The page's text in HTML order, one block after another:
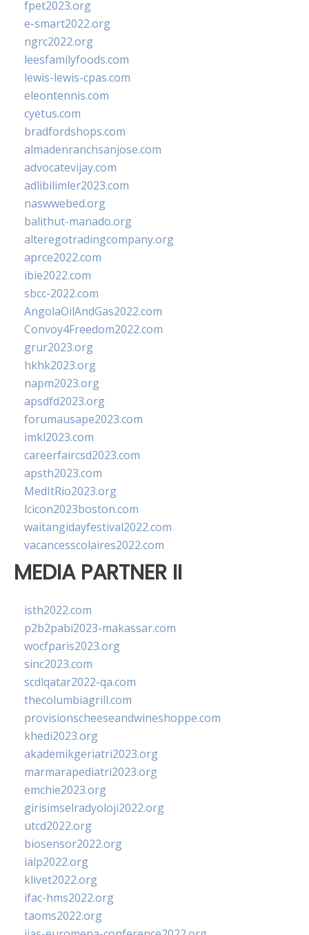
fpet2023.org
e-smart2022.org
ngrc2022.org
leesfamilyfoods.com
lewis-lewis-cpas.com
eleontennis.com
cyetus.com
bradfordshops.com
almadenranchsanjose.com
advocatevijay.com
adlibilimler2023.com
naswwebed.org
balithut-manado.org
alteregotradingcompany.org
aprce2022.com
ibie2022.com
sbcc-2022.com
AngolaOilAndGas2022.com
Convoy4Freedom2022.com
grur2023.org
hkhk2023.org
napm2023.org
apsdfd2023.org
forumausape2023.com
imkl2023.com
careerfaircsd2023.com
apsth2023.com
MedItRio2023.org
lcicon2023boston.com
waitangidayfestival2022.com
vacancesscolaires2022.com
MEDIA PARTNER II
isth2022.com
p2b2pabi2023-makassar.com
wocfparis2023.org
sinc2023.com
scdlqatar2022-qa.com
thecolumbiagrill.com
provisionscheeseandwineshoppe.com
khedi2023.org
akademikgeriatri2023.org
marmarapediatri2023.org
emchie2023.org
girisimselradyoloji2022.org
utcd2022.org
biosensor2022.org
ialp2022.org
klivet2022.org
ifac-hms2022.org
taoms2022.org